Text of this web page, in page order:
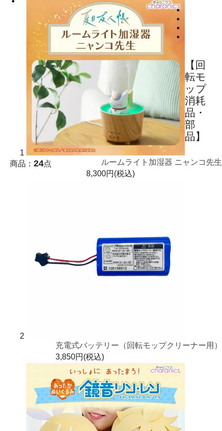
1
ルームライト加湿器 ニャンコ先生
8,300円(税込)
2
充電式バッテリー（回転モップクリーナー用）
3,850円(税込)
【回
転モ
ップ
消耗
品・
部
品】
商品： 24点